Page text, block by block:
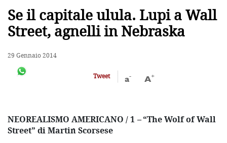
Se il capitale ulula. Lupi a Wall
Street, agnelli in Nebraska
29 Gennaio 2014
Tweet a- A+
NEOREALISMO AMERICANO / 1 – “The Wolf of Wall
Street” di Martin Scorsese